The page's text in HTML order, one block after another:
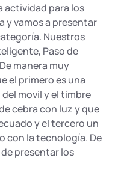
actividad para los
y vamos a presentar
Nuestros
Paso de
manera muy
el primero es una
movil y el timbre
cebra con luz y que
y el tercero un
con la tecnología. De
presentar los